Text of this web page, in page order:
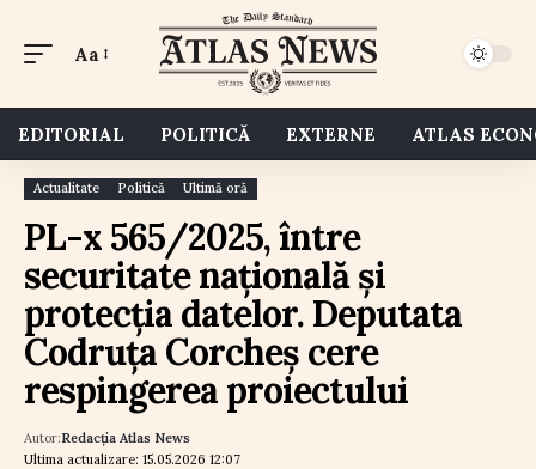
Aa
EDITORIAL POLITICĂ EXTERNE ATLAS
Actualitate Politică Ultimă oră
PL-x 565/2025, între
securitate națională și
protecția datelor. Deputata
Codruța Corcheș cere
respingerea proiectului
Ultima actualizare: 15.05.2026 12:07
Autor:Redacția Atlas News